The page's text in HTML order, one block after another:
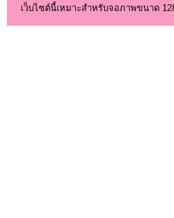
เว็บไซต์นี้เหมาะสำหรับจอภาพขนาด